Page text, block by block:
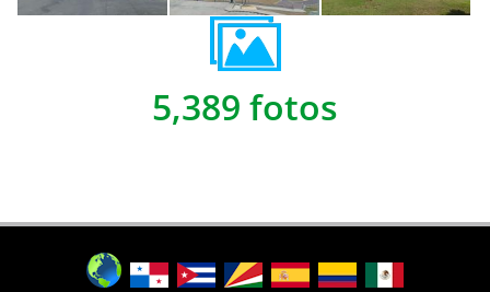
5,389 fotos